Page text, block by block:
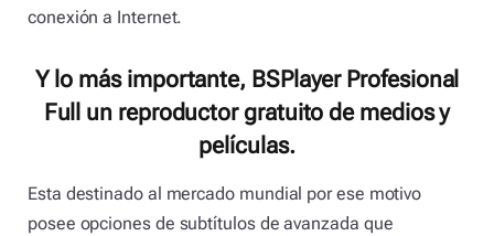
conexión a Internet.
Y lo más importante, BSPlayer Profesional
Full un reproductor gratuito de medios y
películas.
Esta destinado al mercado mundial por ese motivo
posee opciones de subtítulos de avanzada que